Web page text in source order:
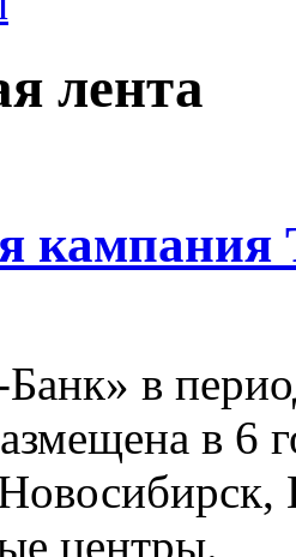
лента
кампания
в
в 6
центры.